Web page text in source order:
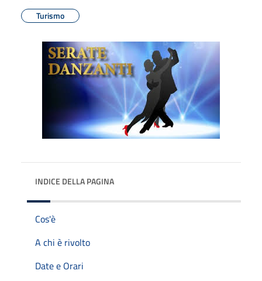
Turismo
INDICE DELLA PAGINA
Cos'è
A chi è rivolto
Date e Orari